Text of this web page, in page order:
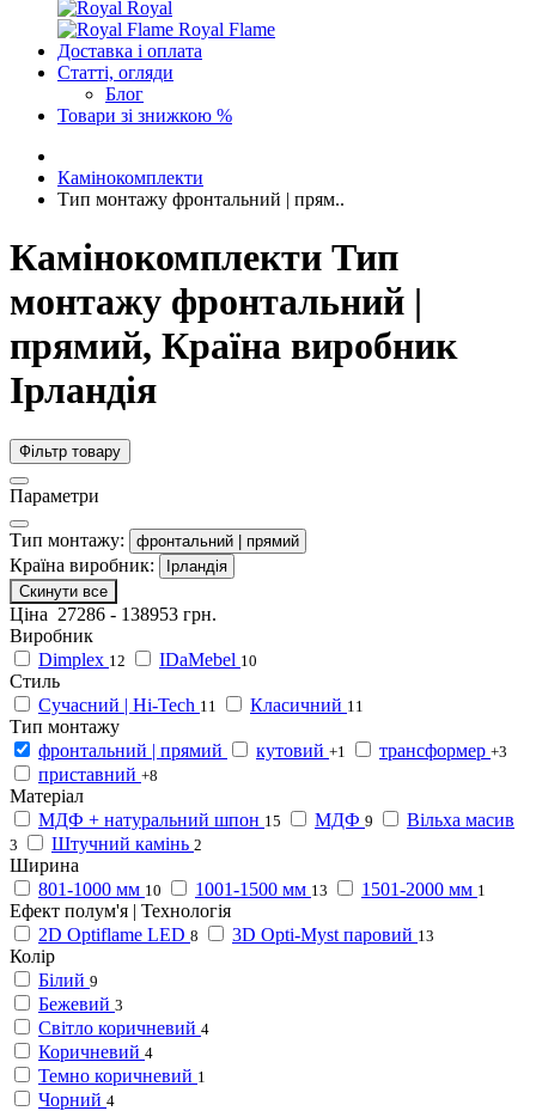
Royal
Royal Flame
Доставка і оплата
Статті, огляди
Блог
Товари зі знижкою %
Камінокомплекти
Тип монтажу фронтальний | прям..
Камінокомплекти Тип
монтажу фронтальний |
прямий, Країна виробник
Ірландія
Фільтр товару
Параметри
Тип монтажу: фронтальний | прямий
Країна виробник:
Ірландія
Скинути все
Ціна 27286 - 138953 грн.
Виробник
Dimplex 12 IDaMebel 10
Стиль
Сучасний | Hi-Tech 11 Класичний 11
Тип монтажу
фронтальний | прямий
кутовий +1 трансформер +3
приставний +8
Матеріал
МДФ + натуральний шпон 15 МДФ 9 Вільха масив
3 Штучний камінь 2
Ширина
801-1000 мм 10 1001-1500 мм 13 1501-2000 мм 1
Ефект полум'я | Технологія
2D Optiflame LED 8 3D Opti-Myst паровий 13
Колір
Білий 9
Бежевий 3
Світло коричневий 4
Коричневий 4
Темно коричневий 1
Чорний 4